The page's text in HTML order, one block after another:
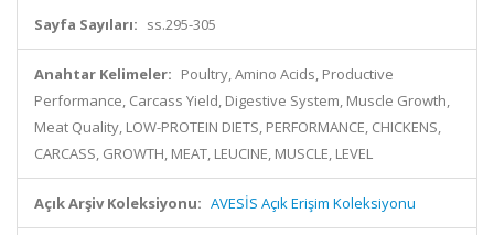
Sayfa Sayıları: ss.295-305
Anahtar Kelimeler: Poultry, Amino Acids, Productive
Performance, Carcass Yield, Digestive System, Muscle Growth,
Meat Quality, LOW-PROTEIN DIETS, PERFORMANCE, CHICKENS,
CARCASS, GROWTH, MEAT, LEUCINE, MUSCLE, LEVEL
Açık Arşiv Koleksiyonu: AVESİS Açık Erişim Koleksiyonu